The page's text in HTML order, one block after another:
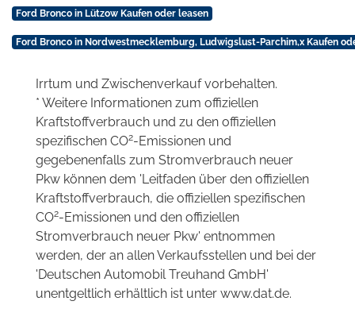
Ford Bronco in Lützow Kaufen oder leasen
Ford Bronco in Nordwestmecklemburg, Ludwigslust-Parchim,x Kaufen
Irrtum und Zwischenverkauf vorbehalten.
* Weitere Informationen zum offiziellen
Kraftstoffverbrauch und zu den offiziellen
spezifischen CO2-Emissionen und
gegebenenfalls zum Stromverbrauch neuer
Pkw können dem 'Leitfaden über den offiziellen
Kraftstoffverbrauch, die offiziellen spezifischen
CO2-Emissionen und den offiziellen
Stromverbrauch neuer Pkw' entnommen
werden, der an allen Verkaufsstellen und bei der
'Deutschen Automobil Treuhand GmbH'
unentgeltlich erhältlich ist unter www.dat.de.